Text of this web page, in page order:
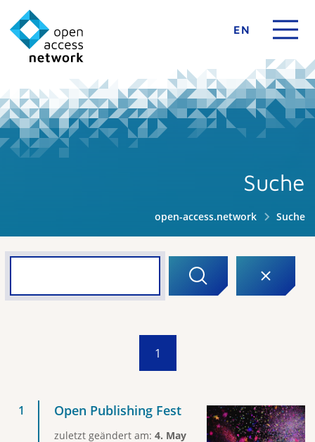
EN
Suche
open-access.network Suche
1
Open Publishing Fest
zuletzt geändert am: 4. May